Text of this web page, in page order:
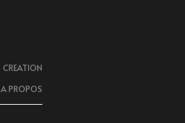
CREATION
A PROPOS